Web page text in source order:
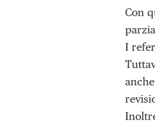
Con
I